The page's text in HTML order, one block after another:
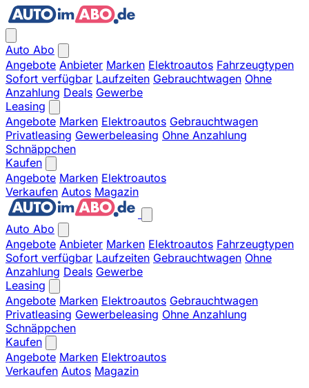
Auto Abo
Angebote Anbieter Marken Elektroautos Fahrzeugtypen
Sofort verfügbar Laufzeiten Gebrauchtwagen Ohne
Anzahlung Deals Gewerbe
Leasing
Angebote Marken Elektroautos Gebrauchtwagen
Privatleasing Gewerbeleasing Ohne Anzahlung
Schnäppchen
Kaufen
Angebote Marken Elektroautos
Verkaufen Autos Magazin
Auto Abo
Angebote Anbieter Marken Elektroautos Fahrzeugtypen
Sofort verfügbar Laufzeiten Gebrauchtwagen Ohne
Anzahlung Deals Gewerbe
Leasing
Angebote Marken Elektroautos Gebrauchtwagen
Privatleasing Gewerbeleasing Ohne Anzahlung
Schnäppchen
Kaufen
Angebote Marken Elektroautos
Verkaufen Autos Magazin